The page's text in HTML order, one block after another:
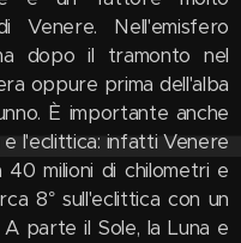
Nell'emisfero
dopo il tramonto nel
oppure prima dell'alba
È importante anche
l'eclittica: infatti Venere
milioni di chilometri e
8° sull'eclittica con un
parte il Sole, la Luna e